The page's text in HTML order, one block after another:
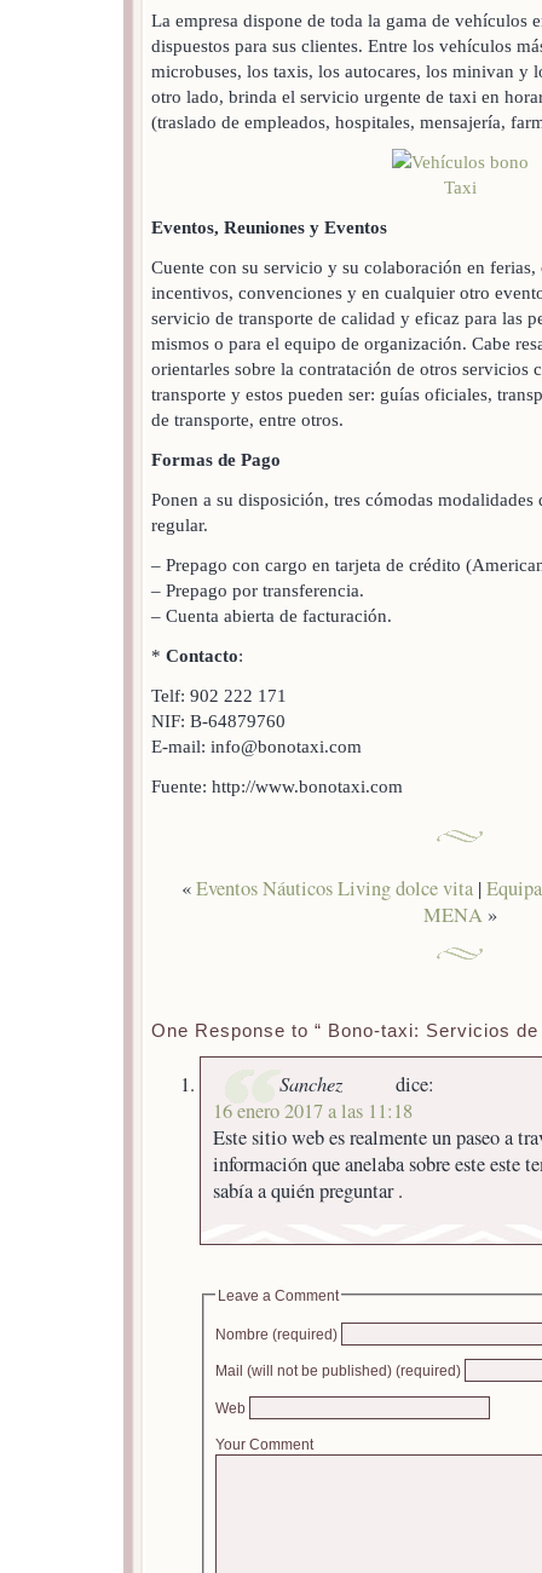
La empresa dispone de toda la gama de vehículos
dispuestos para sus clientes. Entre los vehículos
microbuses, los taxis, los autocares, los minivan y
otro lado, brinda el servicio urgente de taxi en
(traslado de empleados, hospitales, mensajería,
Eventos, Reuniones y Eventos
Cuente con su servicio y su colaboración en ferias,
incentivos, convenciones y en cualquier otro
servicio de transporte de calidad y eficaz para las
mismos o para el equipo de organización. Cabe
orientarles sobre la contratación de otros servicios
transporte y estos pueden ser: guías oficiales,
de transporte, entre otros.
Formas de Pago
Ponen a su disposición, tres cómodas
regular.
– Prepago con cargo en tarjeta de crédito
– Prepago por transferencia.
– Cuenta abierta de facturación.
* Contacto:
Telf: 902 222 171
NIF: B-64879760
E-mail: info@bonotaxi.com
Fuente: http://www.bonotaxi.com
«Eventos Náuticos Living dolce vita |
MENA»
One Response to “ Bono-taxi: Servicios
Sanchez
dice:
16 enero 2017 a las 11:18
Este sitio web es realmente un paseo a
información que anelaba sobre este este
sabía a quién preguntar .
Leave a Comment
Nombre (required)
Mail (will not be published) (required)
Web
Your Comment